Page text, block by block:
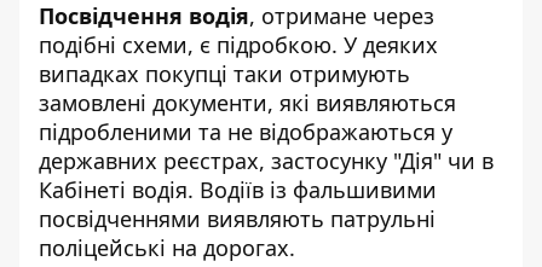
Посвідчення водія, отримане через
подібні схеми, є підробкою. У деяких
випадках покупці таки отримують
замовлені документи, які виявляються
підробленими та не відображаються у
державних реєстрах, застосунку "Дія" чи в
Кабінеті водія. Водіїв із фальшивими
посвідченнями виявляють патрульні
поліцейські на дорогах.